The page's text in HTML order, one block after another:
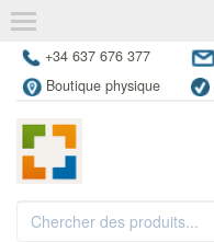
+34 637 676 377
Boutique physique